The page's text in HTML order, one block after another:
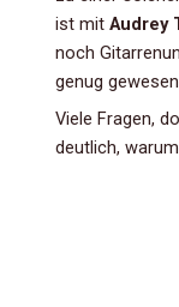
ist mit Audrey
noch
genug
Viele Fragen,
deutlich,